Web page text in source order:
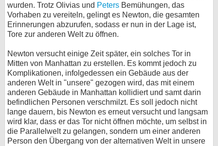
wurden. Trotz Olivias und Peters Bemühungen, das
Vorhaben zu vereiteln, gelingt es Newton, die gesamten
Erinnerungen abzurufen, sodass er nun in der Lage ist,
Tore zur anderen Welt zu öffnen.
Newton versucht einige Zeit später, ein solches Tor in
Mitten von Manhattan zu erstellen. Es kommt jedoch zu
Komplikationen, infolgedessen ein Gebäude aus der
anderen Welt in "unsere" gezogen wird, das mit einem
anderen Gebäude in Manhattan kollidiert und samt darin
befindlichen Personen verschmilzt. Es soll jedoch nicht
lange dauern, bis Newton es erneut versucht und langsam
wird klar, dass er das Tor nicht öffnen möchte, um selbst in
die Parallelwelt zu gelangen, sondern um einer anderen
Person den Übergang von der alternativen Welt in unsere